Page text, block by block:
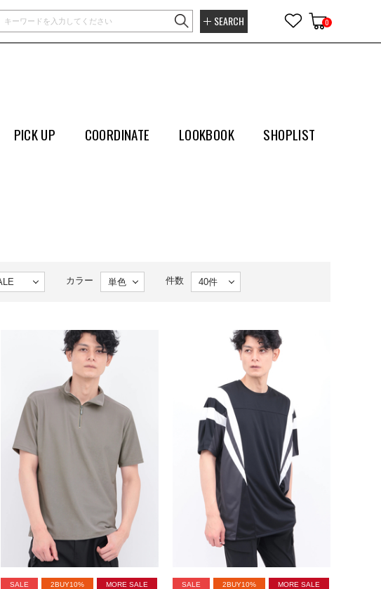
SEARCH 0
PICK UP COORDINATE LOOKBOOK SHOPLIST
カラー 件数
SALE 2BUY10% MORE SALE SALE 2BUY10% MORE SALE